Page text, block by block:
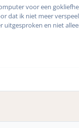
voor een
dat ik niet meer
uitgesproken en niet